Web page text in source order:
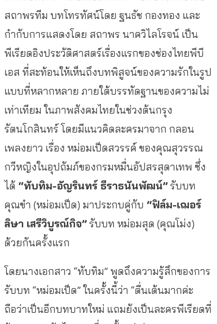
สถาพรทีม บทโทรทัศน์โดย ฐนธัช กองทอง และ
กำกับการแสดงโดย สถาพร นาควิไลโรจน์ เป็น
พีเรียดอิงประวัติศาสตร์เรื่องแรกของช่องไทยพีบี
เอส ที่สะท้อนให้เห็นถึงบทพิสูจน์ของความรักในรูป
แบบที่หลากหลาย ภายใต้บรรทัดฐานของความไม่
เท่าเทียม ในภาพสังคมไทยในช่วงต้นกรุง
รัตนโกสินทร์ โดยมีแนวคิดละครมาจาก กลอน
เพลงยาว เรื่อง หม่อมเป็ดสวรรค์ ของคุณสุวรรณ
กวีหญิงในอุปถัมภ์ของกรมหมื่นอัปสรสุดาเทพ ซึ่ง
ได้ “ทับทิม-อัญรินทร์ ธีราธนันพัฒน์”รับบท
คุณขำ (หม่อมเป็ด) มาประกบคู่กับ “ฟิล์ม-เฌอร์
ลิษา เสรีวิบูรณ์กิจ”รับบท หม่อมสุด (คุณโม่ง)
ด้วยกันครั้งแรก
โดยนางเอกสาว “ทับทิม” พูดถึงความรู้สึกของการ
รับบท “หม่อมเป็ด” ในครั้งนี้ว่า “ตื่นเต้นมากค่ะ
ถือว่าเป็นอีกบทบาทใหม่ แถมยังเป็นละครพีเรียดที่